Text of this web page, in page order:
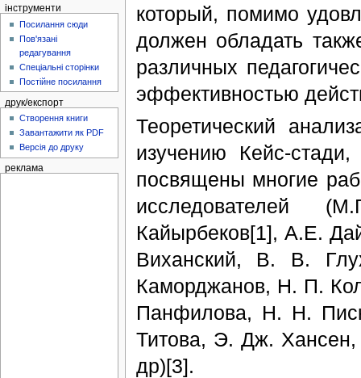
который, помимо
должен обладать
различных
эффективностью
Теоретический
изучению Кейс-
посвящены многие
исследователей
Кайырбеков[1], А.Е.
Виханский, В. В.
Каморджанов, Н. П.
Панфилова, Н. Н.
Титова, Э. Дж.
др)[3].
інструменти
Посилання сюди
Пов'язані
редагування
Спеціальні сторінки
Постійне посилання
друк/експорт
Створення книги
Завантажити як PDF
Версія до друку
реклама